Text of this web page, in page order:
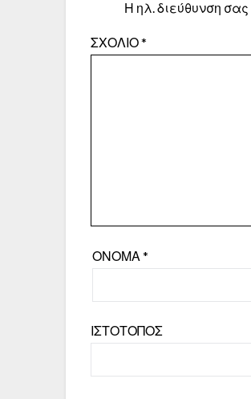
Η ηλ. διεύθυνση
ΣΧΌΛΙΟ*
ΌΝΟΜΑ*
ΙΣΤΌΤΟΠΟΣ